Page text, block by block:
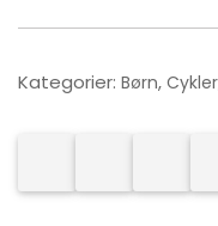
Kategorier: Børn, Cykler